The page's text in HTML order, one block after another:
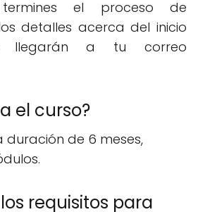
el proceso de
detalles acerca del inicio
llegarán a tu correo
el curso?
duración de 6 meses,
requisitos para